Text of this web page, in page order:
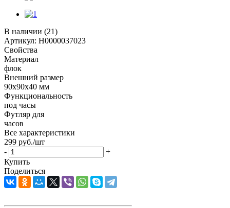
В наличии (21)
Артикул: Н0000037023
Свойства
Материал
флок
Внешний размер
90х90х40 мм
Функциональность
под часы
Футляр для
часов
Все характеристики
299 руб./шт
-
+
Купить
Поделиться